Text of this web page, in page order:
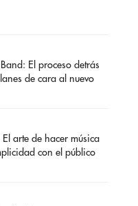
El proceso detrás
de cara al nuevo
El arte de hacer música
con el público